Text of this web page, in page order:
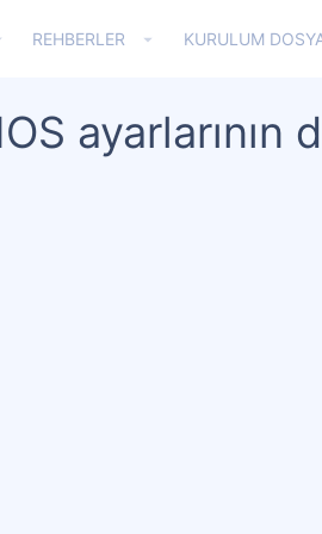
REHBERLER KURULUM
ayarlarının